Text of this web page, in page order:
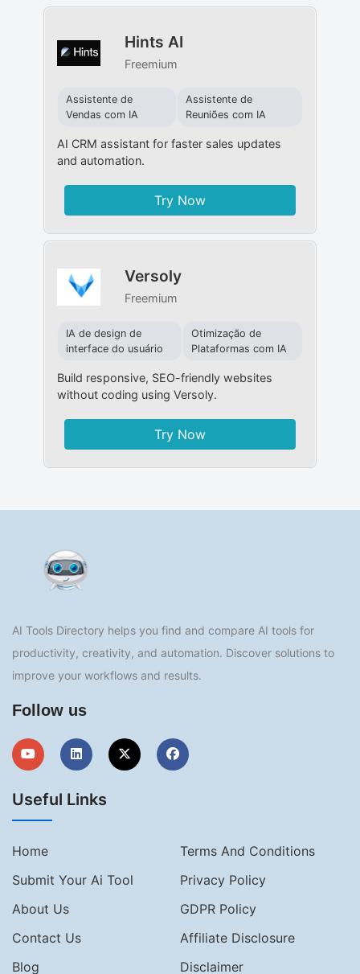
Hints AI
Freemium
Assistente de
Vendas com IA
Assistente de
Reuniões com IA
AI CRM assistant for faster sales updates
and automation.
Try Now
Versoly
Freemium
IA de design de
interface do usuário
Otimização de
Plataformas com IA
Build responsive, SEO-friendly websites
without coding using Versoly.
Try Now
AI Tools Directory helps you find and compare AI tools for
productivity, creativity, and automation. Discover solutions to
improve your workflows and results.
Follow us
Useful Links
Home
Terms And Conditions
Submit Your Ai Tool
Privacy Policy
About Us
GDPR Policy
Contact Us
Affiliate Disclosure
Blog
Disclaimer